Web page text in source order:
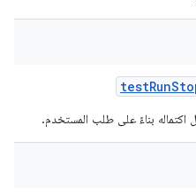
testRun
اكتماله بناءً على طلب المستخدم.